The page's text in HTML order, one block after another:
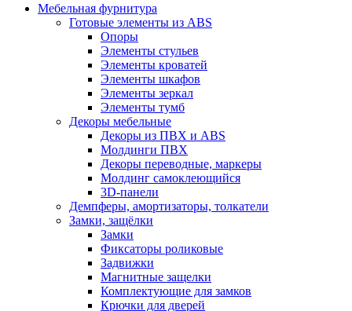
Мебельная фурнитура
Готовые элементы из ABS
Опоры
Элементы стульев
Элементы кроватей
Элементы шкафов
Элементы зеркал
Элементы тумб
Декоры мебельные
Декоры из ПВХ и ABS
Молдинги ПВХ
Декоры переводные, маркеры
Молдинг самоклеющийся
3D-панели
Демпферы, амортизаторы, толкатели
Замки, защёлки
Замки
Фиксаторы роликовые
Задвижки
Магнитные защелки
Комплектующие для замков
Крючки для дверей